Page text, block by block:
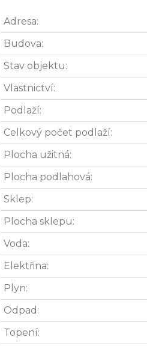
Adresa:
Budova:
Stav objektu:
Vlastnictví:
Podlaží:
Celkový počet podlaží:
Plocha užitná:
Plocha podlahová:
Sklep:
Plocha sklepu:
Voda:
Elektřina:
Plyn:
Odpad:
Topení: